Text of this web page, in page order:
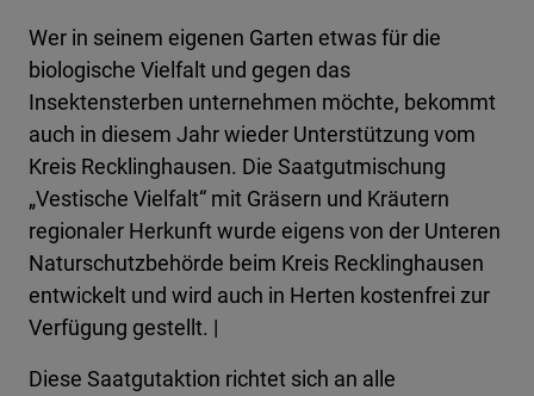
Wer in seinem eigenen Garten etwas für die
biologische Vielfalt und gegen das
Insektensterben unternehmen möchte, bekommt
auch in diesem Jahr wieder Unterstützung vom
Kreis Recklinghausen. Die Saatgutmischung
„Vestische Vielfalt“ mit Gräsern und Kräutern
regionaler Herkunft wurde eigens von der Unteren
Naturschutzbehörde beim Kreis Recklinghausen
entwickelt und wird auch in Herten kostenfrei zur
Verfügung gestellt. |
Diese Saatgutaktion richtet sich an alle